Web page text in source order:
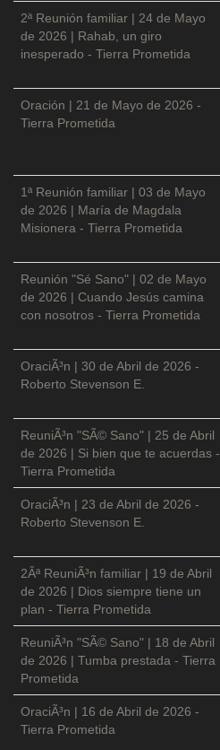
2ª Reunión familiar | 24 de Mayo
de 2026 | Rahab, un giro
inesperado - Tierra Prometida
Oración | 21 de Mayo de 2026 -
Tierra Prometida
1ª Reunión familiar | 03 de Mayo
de 2026 | María de Magdala
Misionera - Tierra Prometida
Reunión "Sé Sano" | 02 de Mayo
de 2026 | Cuando Jesús camina
con nosotros - Tierra Prometida
OraciÃ³n | 30 de Abril de 2026 -
Roberto Stevenson E.
ReuniÃ³n "SÃ© Sano" | 25 de Abril
de 2026 | Si bien que te acuerdas -
Tierra Prometida
OraciÃ³n | 23 de Abril de 2026 -
Roberto Stevenson E.
2Âª ReuniÃ³n familiar | 19 de Abril
de 2026 | Dios siempre tiene un
plan - Tierra Prometida
ReuniÃ³n "SÃ© Sano" | 18 de Abril
de 2026 | Tumba prestada - Tierra
Prometida
OraciÃ³n | 16 de Abril de 2026 -
Tierra Prometida